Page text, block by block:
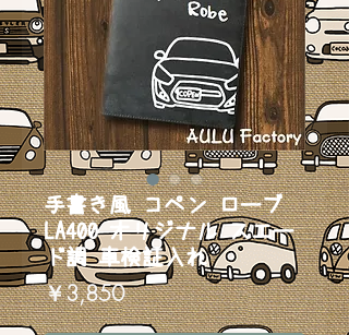
手書き風 コペン ローブ
LA400 オリジナル スエー
ド調 車検証入れ
￥3,850価
格